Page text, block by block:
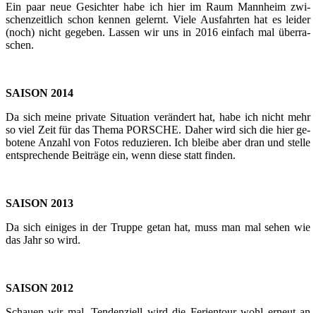
Ein paar neue Ge­sich­ter habe ich hier im Raum Mann­heim zwi­
schen­zeit­lich schon ken­nen ge­lernt. Viele Aus­fahr­ten hat es lei­der
(noch) nicht ge­ge­ben. Las­sen wir uns in 2016 ein­fach mal über­ra­
schen.
SAI­SON 2014
Da sich meine pri­va­te Si­tua­ti­on ver­än­dert hat, habe ich nicht mehr
so viel Zeit für das Thema POR­SCHE. Daher wird sich die hier ge­
bo­te­ne An­zahl von Fotos re­du­zie­ren. Ich blei­be aber dran und stel­le
ent­spre­chen­de Bei­trä­ge ein, wenn diese statt fin­den.
SAI­SON 2013
Da sich ei­ni­ges in der Trup­pe getan hat, muss man mal sehen wie
das Jahr so wird.
SAI­SON 2012